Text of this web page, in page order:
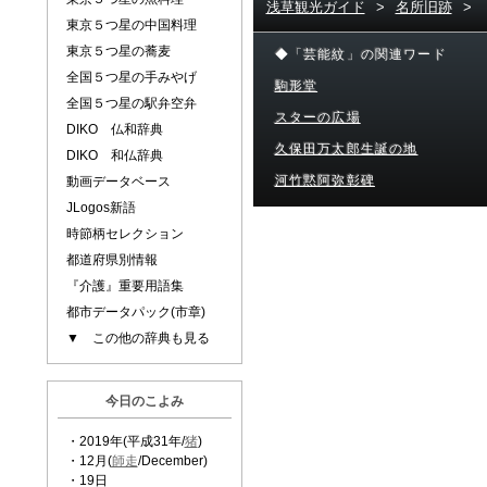
東京５つ星の中国料理
東京５つ星の蕎麦
全国５つ星の手みやげ
全国５つ星の駅弁空弁
DIKO 仏和辞典
DIKO 和仏辞典
動画データベース
JLogos新語
時節柄セレクション
都道府県別情報
『介護』重要用語集
都市データパック(市章)
▼ この他の辞典も見る
今日のこよみ
・2019年(平成31年/猪)
・12月(師走/December)
・19日
浅草観光ガイド > 名所旧跡 >
◆「芸能紋」の関連ワード
駒形堂
スターの広場
久保田万太郎生誕の地
河竹黙阿弥彰碑